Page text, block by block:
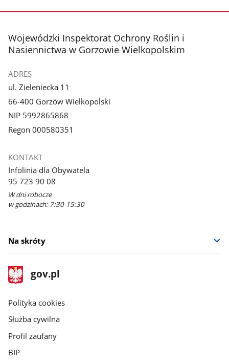
stopka
Wojewódzki Inspektorat Ochrony Roślin i
Nasiennictwa w Gorzowie Wielkopolskim
ADRES
ul. Zieleniecka 11
66-400 Gorzów Wielkopolski
NIP 5992865868
Regon 000580351
KONTAKT
Infolinia dla Obywatela
95 723 90 08
W dni robocze
w godzinach: 7:30-15:30
Na skróty
stopka
gov.pl
Strona
gov.pl
gov.pl
Polityka cookies
Służba cywilna
Profil zaufany
BIP